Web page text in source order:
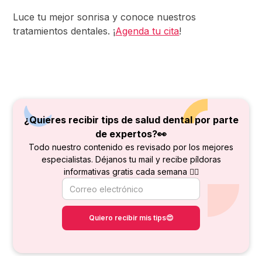
Luce tu mejor sonrisa y conoce nuestros
tratamientos dentales. ¡Agenda tu cita!
¿Quieres recibir tips de salud dental por parte
de expertos?👀
Todo nuestro contenido es revisado por los mejores
especialistas. Déjanos tu mail y recibe píldoras
informativas gratis cada semana 👇🏻